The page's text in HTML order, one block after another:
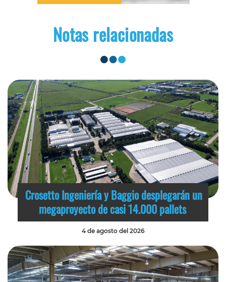
Notas relacionadas
Crosetto Ingeniería y Baggio desplegarán un
megaproyecto de casi 14.000 pallets
4 de agosto del 2026